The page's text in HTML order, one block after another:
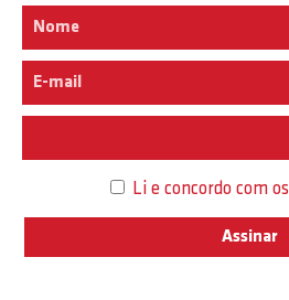
Li e concordo com os